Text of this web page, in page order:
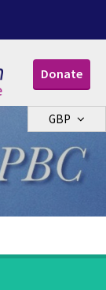
Donate
GBP